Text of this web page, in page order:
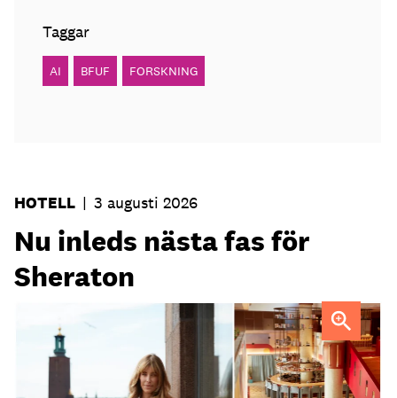
Taggar
AI BFUF FORSKNING
HOTELL | 3 augusti 2026
Nu inleds nästa fas för
Sheraton
Elin Roquet